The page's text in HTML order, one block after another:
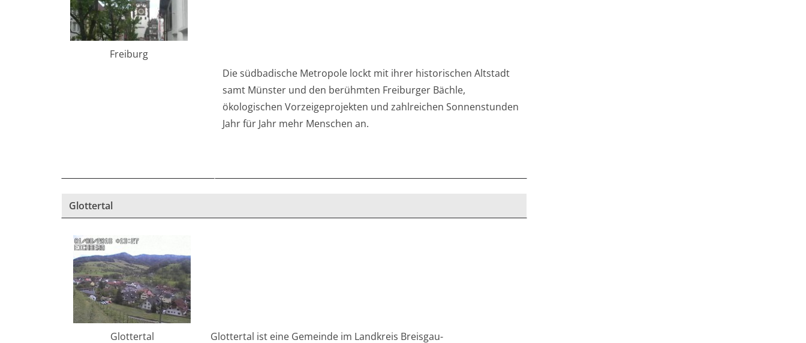
Freiburg
Die südbadische Metropole lockt mit ihrer historischen Altstadt
samt Münster und den berühmten Freiburger Bächle,
ökologischen Vorzeigeprojekten und zahlreichen Sonnenstunden
Jahr für Jahr mehr Menschen an.
Glottertal
Glottertal Glottertal ist eine Gemeinde im Landkreis Breisgau-